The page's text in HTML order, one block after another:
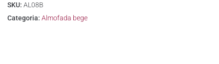
SKU: AL08B
Categoria: Almofada bege